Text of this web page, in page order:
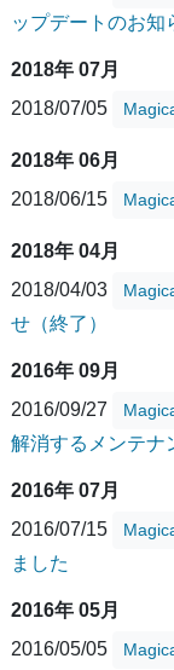
ップデートのお知
2018年 07月
2018/07/05
2018年 06月
2018/06/15
2018年 04月
2018/04/03
せ（終了）
2016年 09月
2016/09/27
解消するメンテナ
2016年 07月
2016/07/15
ました
2016年 05月
2016/05/05